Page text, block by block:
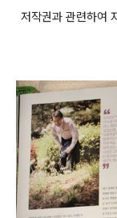
저작권과 관련하여